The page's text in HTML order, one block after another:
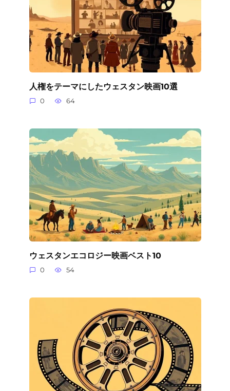
人権をテーマにしたウェスタン映画10選
0 64
ウェスタンエコロジー映画ベスト10
0 54